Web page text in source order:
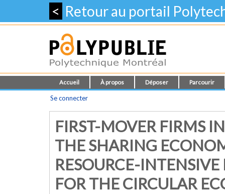
< Retour au portail
Accueil À propos Déposer Parcourir
Se connecter
FIRST-MOVER FIRMS
THE SHARING
RESOURCE-
FOR THE CIRCULAR